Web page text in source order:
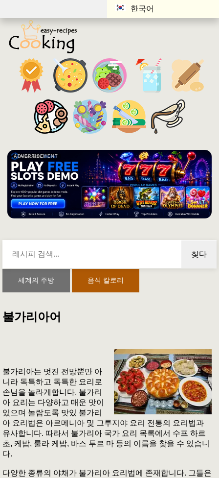
한국어
ADVERTISEMENT
찾다
세계의 주방 음식 칼로리
불가리아어
불가리아는 멋진 전망뿐만 아
니라 독특하고 독특한 요리로
손님을 놀라게합니다. 불가리
아 요리는 다양하고 매운 맛이
있으며 놀랍도록 맛있 불가리
아 요리법은 아르메니아 및 그루지야 요리 전통의 요리법과
유사합니다. 따라서 불가리아 국가 요리 목록에서 수프 하르
초, 케밥, 룰라 케밥, 바스 투르 마 등의 이름을 찾을 수 있습니
다.
다양한 종류의 야채가 불가리아 요리법에 존재합니다. 그들은